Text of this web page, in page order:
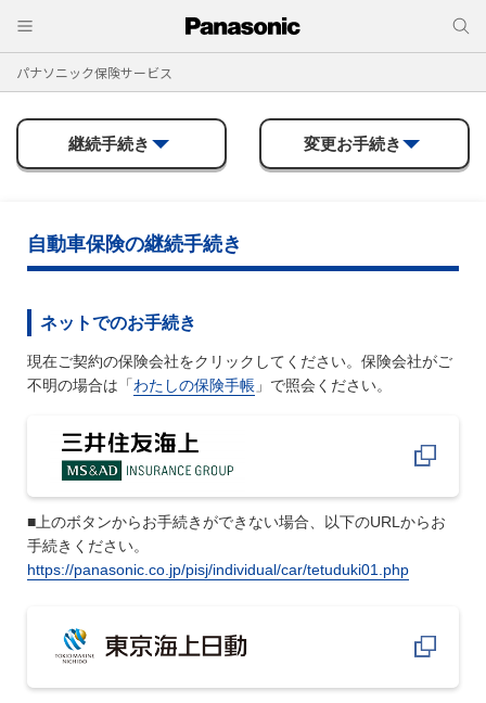
パナソニック保険サービス
継続手続き 変更お手続き
自動車保険の継続手続き
ネットでのお手続き
現在ご契約の保険会社をクリックしてください。保険会社がご
不明の場合は「わたしの保険手帳 」で照会ください。
■上のボタンからお手続きができない場合、以下のURLからお
手続きください。
https://panasonic.co.jp/pisj/individual/car/tetuduki01.php